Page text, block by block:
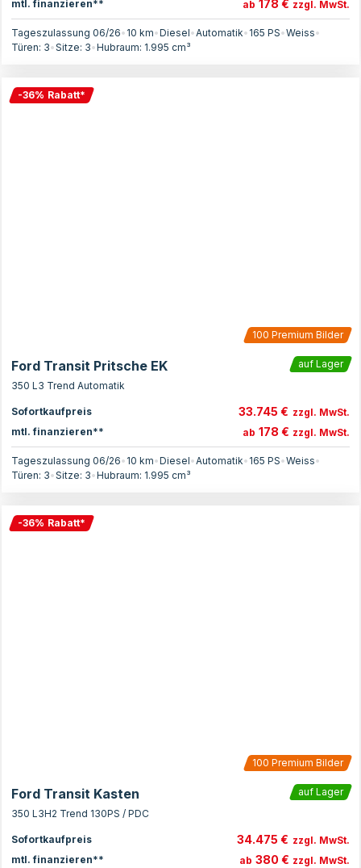
mtl. finanzieren** ab 178 € zzgl. MwSt.
Tageszulassung 06/26• 10 km•Diesel•Automatik• 165 PS•Weiss•
Türen: 3•Sitze: 3•Hubraum: 1.995 cm³
-36% Rabatt*
100 Premium Bilder
Ford Transit Pritsche EK
auf Lager
350 L3 Trend Automatik
Sofortkaufpreis 33.745 € zzgl. MwSt.
mtl. finanzieren**
ab 178 € zzgl. MwSt.
Tageszulassung 06/26• 10 km•Diesel•Automatik• 165 PS•Weiss•
Türen: 3•Sitze: 3•Hubraum: 1.995 cm³
-36% Rabatt*
100 Premium Bilder
Ford Transit Kasten
auf Lager
350 L3H2 Trend 130PS / PDC
Sofortkaufpreis 34.475 € zzgl. MwSt.
mtl. finanzieren**
ab 380 € zzgl. MwSt.